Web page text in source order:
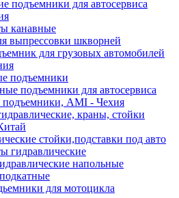
подъемники для автосервиса
канавные
выпрессовки шкворней
для грузовых автомобилей
подъемники
подъемники для автосервиса
подъемники, АМІ - Чехия
краны, стойки
стойки,подставки под авто
гидравлические
напольные
для мотоцикла